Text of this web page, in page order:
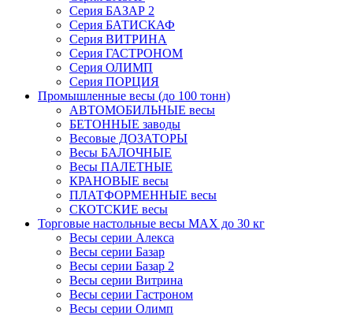
Серия БАЗАР 2
Серия БАТИСКАФ
Серия ВИТРИНА
Серия ГАСТРОНОМ
Серия ОЛИМП
Серия ПОРЦИЯ
Промышленные весы (до 100 тонн)
АВТОМОБИЛЬНЫЕ весы
БЕТОННЫЕ заводы
Весовые ДОЗАТОРЫ
Весы БАЛОЧНЫЕ
Весы ПАЛЕТНЫЕ
КРАНОВЫЕ весы
ПЛАТФОРМЕННЫЕ весы
СКОТСКИЕ весы
Торговые настольные весы MAX до 30 кг
Весы серии Алекса
Весы серии Базар
Весы серии Базар 2
Весы серии Витрина
Весы серии Гастроном
Весы серии Олимп